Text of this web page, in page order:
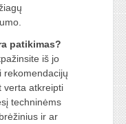
patikimas?
iš jo
rekomendacijų
verta atkreipti
techninėms
ir ar